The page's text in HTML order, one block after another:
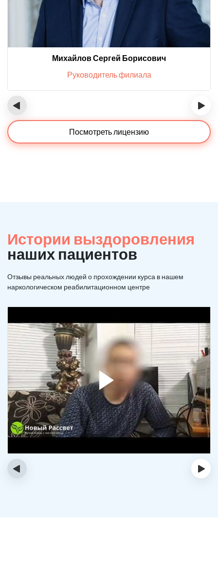
Михайлов Сергей Борисович
Руководитель филиала
‹ ›
Посмотреть лицензию
Истории выздоровления
наших пациентов
Отзывы реальных людей о прохождении курса в нашем
наркологическом реабилитационном центре
‹ ›